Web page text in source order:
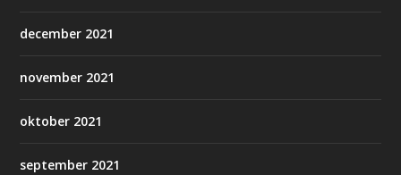
december 2021
november 2021
oktober 2021
september 2021